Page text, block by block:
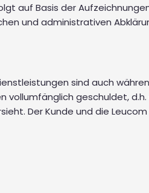
auf Basis der
und administrativen
sind auch
vollumfänglich geschuldet,
Der Kunde und die